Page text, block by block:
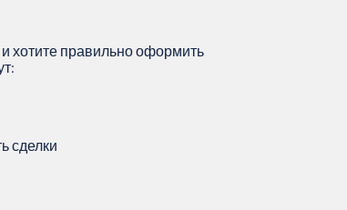
хотите правильно оформить
сделки